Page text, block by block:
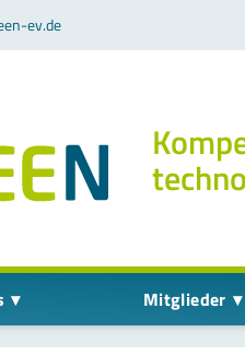
ev.de
Mitglieder